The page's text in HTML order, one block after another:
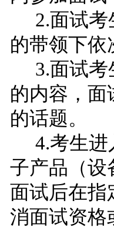
2.面试
的带领下依
3.面试
的内容，面
的话题。
4.考生
子产品（设
面试后在指
消面试资格